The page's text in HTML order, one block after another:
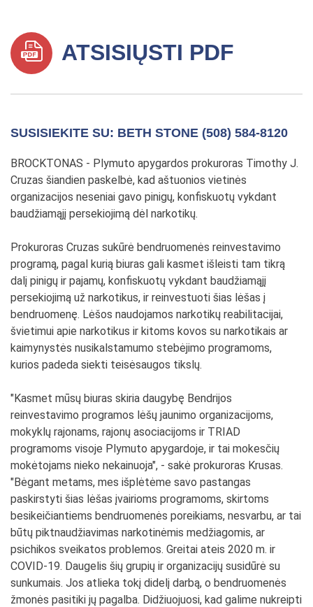
ATSISIŲSTI PDF
SUSISIEKITE SU: BETH STONE (508) 584-8120
BROCKTONAS - Plymuto apygardos prokuroras Timothy J.
Cruzas šiandien paskelbė, kad aštuonios vietinės
organizacijos neseniai gavo pinigų, konfiskuotų vykdant
baudžiamąjį persekiojimą dėl narkotikų.
Prokuroras Cruzas sukūrė bendruomenės reinvestavimo
programą, pagal kurią biuras gali kasmet išleisti tam tikrą
dalį pinigų ir pajamų, konfiskuotų vykdant baudžiamąjį
persekiojimą už narkotikus, ir reinvestuoti šias lėšas į
bendruomenę. Lėšos naudojamos narkotikų reabilitacijai,
švietimui apie narkotikus ir kitoms kovos su narkotikais ar
kaimynystės nusikalstamumo stebėjimo programoms,
kurios padeda siekti teisėsaugos tikslų.
"Kasmet mūsų biuras skiria daugybę Bendrijos
reinvestavimo programos lėšų jaunimo organizacijoms,
mokyklų rajonams, rajonų asociacijoms ir TRIAD
programoms visoje Plymuto apygardoje, ir tai mokesčių
mokėtojams nieko nekainuoja", - sakė prokuroras Krusas.
"Bėgant metams, mes išplėtėme savo pastangas
paskirstyti šias lėšas įvairioms programoms, skirtoms
besikeičiantiems bendruomenės poreikiams, nesvarbu, ar tai
būtų piktnaudžiavimas narkotinėmis medžiagomis, ar
psichikos sveikatos problemos. Greitai ateis 2020 m. ir
COVID-19. Daugelis šių grupių ir organizacijų susidūrė su
sunkumais. Jos atlieka tokį didelį darbą, o bendruomenės
žmonės pasitiki jų pagalba. Didžiuojuosi, kad galime nukreipti